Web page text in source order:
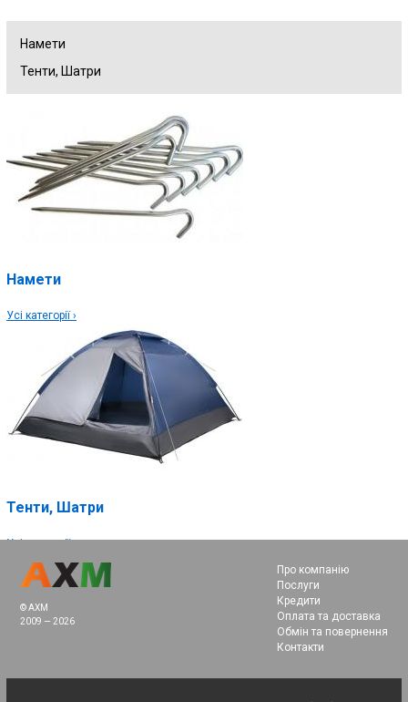
Намети
Тенти, Шатри
Намети
Усі категорії ›
Тенти, Шатри
Усі категорії ›
© AXM
2009 — 2026
Про компанію
Послуги
Кредити
Оплата та доставка
Обмін та повернення
Контакти